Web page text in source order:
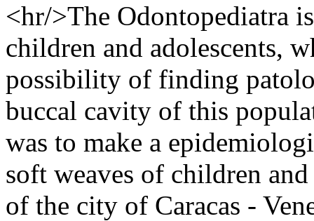
<hr/>The Odontopediatra
children and adolescents,
possibility of finding
buccal cavity of this
was to make a
soft weaves of children
of the city of Caracas -